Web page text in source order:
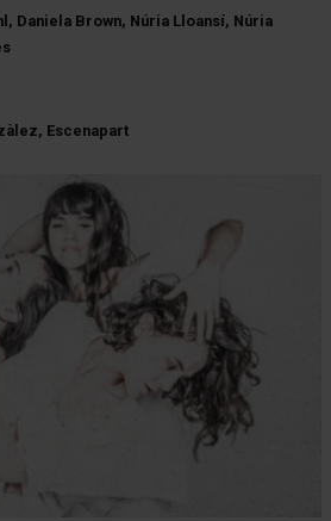
Daniela Brown, Núria Lloansí, Núria
Escenapart